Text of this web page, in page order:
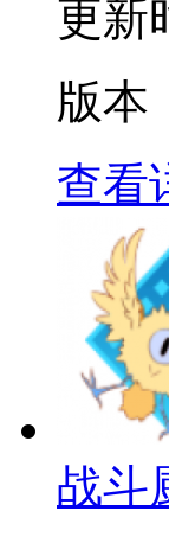
更新
版本
查看
战斗